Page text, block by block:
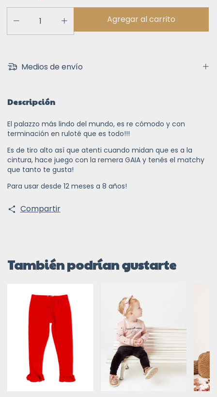
Medios de envío
Descripción
El palazzo más lindo del mundo, es re cómodo y con
terminación en ruloté que es todo!!!
Es de tiro alto así que atenti cuando midan que es a la
cintura, hace juego con la remera GAIA y tenés el matchy
que tanto te gusta!
Para usar desde 12 meses a 8 años!
Compartir
También podrían gustarte